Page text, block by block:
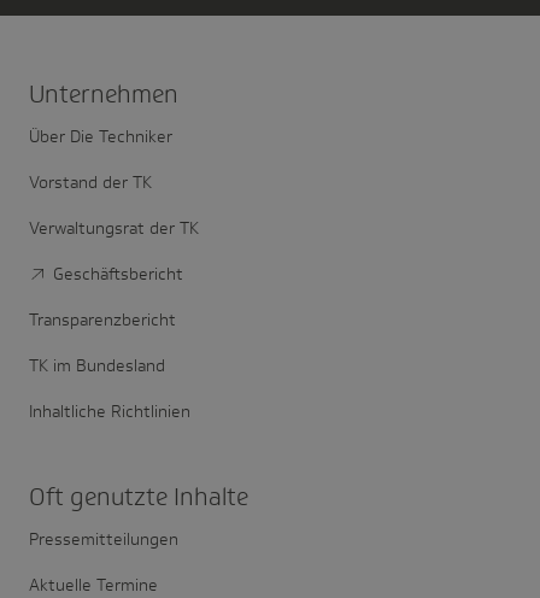
Unter­nehmen
Über Die Techniker
Vorstand der TK
Verwaltungsrat der TK
Geschäftsbericht
Transparenzbericht
TK im Bundesland
Inhaltliche Richtlinien
Oft genutzte Inhalte
Pressemitteilungen
Aktuelle Termine